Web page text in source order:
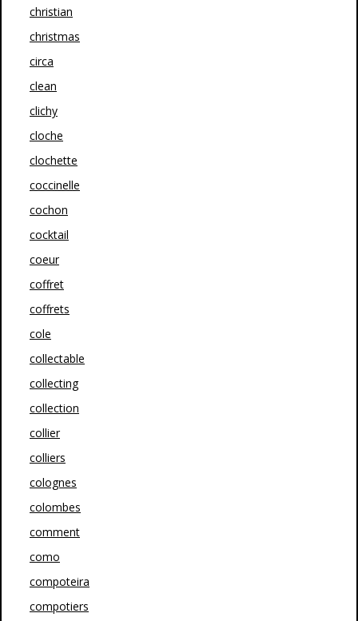
christian
christmas
circa
clean
clichy
cloche
clochette
coccinelle
cochon
cocktail
coeur
coffret
coffrets
cole
collectable
collecting
collection
collier
colliers
colognes
colombes
comment
como
compoteira
compotiers